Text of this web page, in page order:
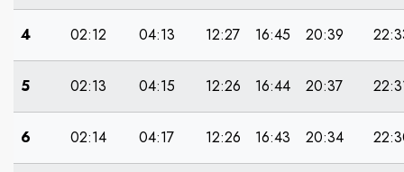
4 02:12 04:13 12:27 16:45 20:39
5 02:13 04:15 12:26 16:44 20:37
6 02:14 04:17 12:26 16:43 20:34